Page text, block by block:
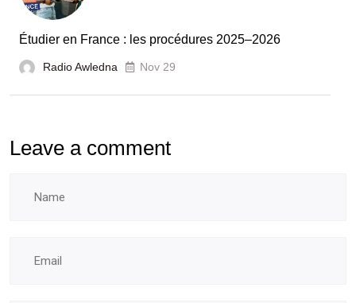
et
écoles
Étudier en France : les procédures 2025–2026
Radio Awledna Nov 29
Leave a comment